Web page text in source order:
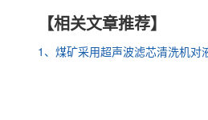
【相关文章推荐】
1、煤矿采用超声波滤芯清洗机对